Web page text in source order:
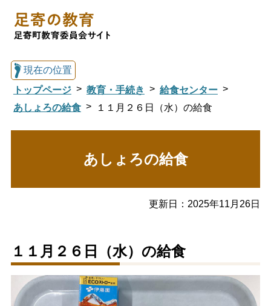
図書館 国際交流
生涯学習 文化・スポーツ
現在の位置
トップページ
教育・手続き
給食センター
あしょろの給食
１１月２６日（水）の給食
あしょろの給食
更新日： 2025年11月26日
１１月２６日（水）の給食